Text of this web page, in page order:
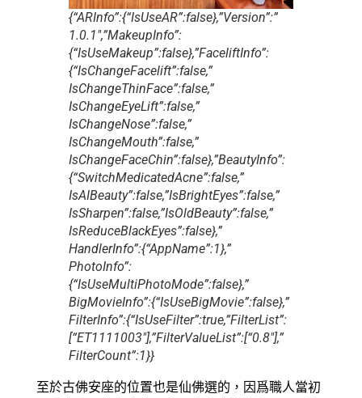
{“ARInfo”:{“IsUseAR”:false},”Version”:”
1.0.1″,”MakeupInfo”:
{“IsUseMakeup”:false},”FaceliftInfo”:
{“IsChangeFacelift”:false,”
IsChangeThinFace”:false,”
IsChangeEyeLift”:false,”
IsChangeNose”:false,”
IsChangeMouth”:false,”
IsChangeFaceChin”:false},”BeautyInfo”:
{“SwitchMedicatedAcne”:false,”
IsAIBeauty”:false,”IsBrightEyes”:false,”
IsSharpen”:false,”IsOldBeauty”:false,”
IsReduceBlackEyes”:false},”
HandlerInfo”:{“AppName”:1},”
PhotoInfo”:
{“IsUseMultiPhotoMode”:false},”
BigMovieInfo”:{“IsUseBigMovie”:false},”
FilterInfo”:{“IsUseFilter”:true,”FilterList”:
[“ET1111003″],”FilterValueList”:[“0.8″],”
FilterCount”:1}}
至於古佛安座的位置也是仙佛選的，因爲職人當初